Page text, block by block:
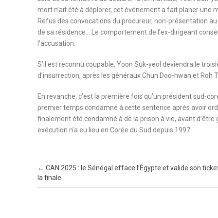
mort n’ait été à déplorer, cet événement a fait planer une
Refus des convocations du procureur, non-présentation
de sa résidence… Le comportement de l’ex-dirigeant
l’accusation.
S’il est reconnu coupable, Yoon Suk-yeol deviendra le
d’insurrection, après les généraux Chun Doo-hwan et Roh
En revanche, c’est la première fois qu’un président sud-
premier temps condamné à cette sentence après avoir
finalement été condamné à de la prison à vie, avant
exécution n’a eu lieu en Corée du Sud depuis 1997.
Post navigation
← CAN 2025 : le Sénégal efface l’Égypte et valide son
la finale